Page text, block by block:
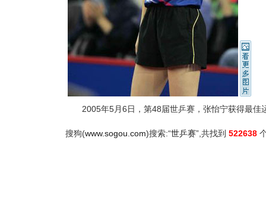
2005年5月6日，第48届世乒赛，张怡宁获得最佳
搜狗(www.sogou.com)搜索:“世乒赛”,共找到 522638